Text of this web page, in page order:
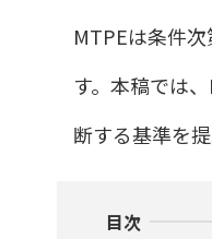
MTPEは条件
す。本稿では
断する基準を提
目次